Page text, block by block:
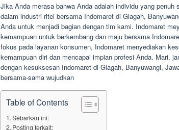
Jika Anda merasa bahwa Anda adalah individu yang
dalam industri ritel bersama Indomaret di Glagah,
Anda untuk menjadi bagian dengan tim kami. Indomaret
kemampuan untuk berkembang dan maju bersama
fokus pada layanan konsumen, Indomaret menyediakan
kemampuan diri dan mencapai impian profesi Anda. Mari,
dengan kesuksesan Indomaret di Glagah, Banyuwangi,
bersama-sama wujudkan
Table of Contents
Sebarkan ini:
Posting terkait: